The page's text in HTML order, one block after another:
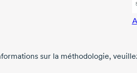
sur la méthodologie,